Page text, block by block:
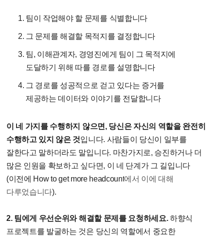
팀이 작업해야 할 문제를 식별합니다
그 문제를 해결할 목적지를 결정합니다
팀, 이해관계자, 경영진에게 팀이 그 목적지에
도달하기 위해 따를 경로를 설명합니다
그 경로를 성공적으로 걷고 있다는 증거를
제공하는 데이터와 이야기를 전달합니다
이 네 가지를 수행하지 않으면, 당신은 자신의 역할을 완전히
수행하고 있지 않은 것입니다. 사람들이 당신이 일부를
잘한다고 말하더라도 말입니다. 마찬가지로, 승진하거나 더
많은 인원을 확보하고 싶다면, 이 네 단계가 그 길입니다
(이전에 How to get more headcount에서 이에 대해
다루었습니다).
2. 팀에게 우선순위와 해결할 문제를 요청하세요.하향식
프로젝트를 발굴하는 것은 당신의 역할에서 중요한